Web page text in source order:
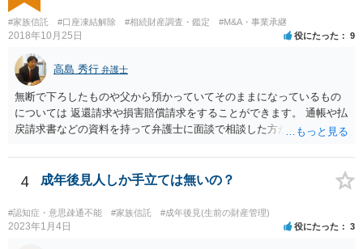
#家族信託 #口座凍結解除 #相続財産調査・鑑定 #M&A・事業承継
2018年10月25日 役にたった 9
高島 秀行 弁護士
無断で下ろしたものや父から預かっていてそのままになっているもの
については 返還請求や損害賠償請求をすることができます。 通帳や払
戻請求書などの資料を持って弁護士に面談で相談した方がよいと思い
4 成年後見人しか手立ては無いの？
#認知症・意思疎通不能 #家族信託 #成年後見(生前の財産管理)
2023年1月4日 役にたった 3